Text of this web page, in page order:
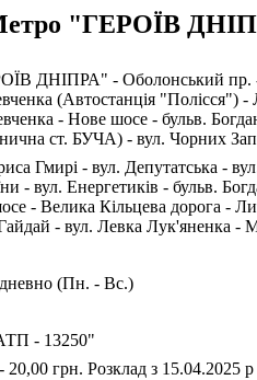
"ГЕРОЇВ
ДНІПРА" - Оболонський пр. - М
(Автостанція "Полісся") -
- Нове шосе - бульв.
ст. БУЧА) - вул. Чорних
Гмирі - вул. Депутатська -
- вул. Енергетиків - бульв.
- Велика Кільцева дорога -
Гайдай - вул. Левка
(Пн. - Вс.)
- 13250"
20,00 грн. Розклад з 15.04.2025 р